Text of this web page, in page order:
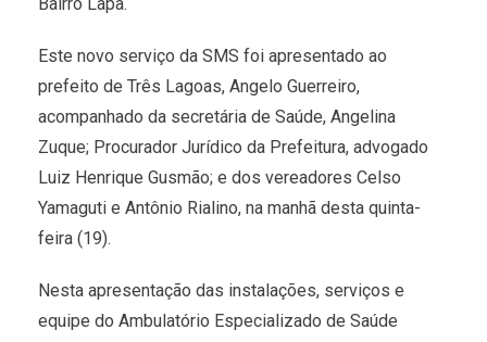
Este novo serviço da SMS foi apresentado ao
prefeito de Três Lagoas, Angelo Guerreiro,
acompanhado da secretária de Saúde, Angelina
Zuque; Procurador Jurídico da Prefeitura, advogado
Luiz Henrique Gusmão; e dos vereadores Celso
Yamaguti e Antônio Rialino, na manhã desta quinta-
feira (19).
Nesta apresentação das instalações, serviços e
equipe do Ambulatório Especializado de Saúde